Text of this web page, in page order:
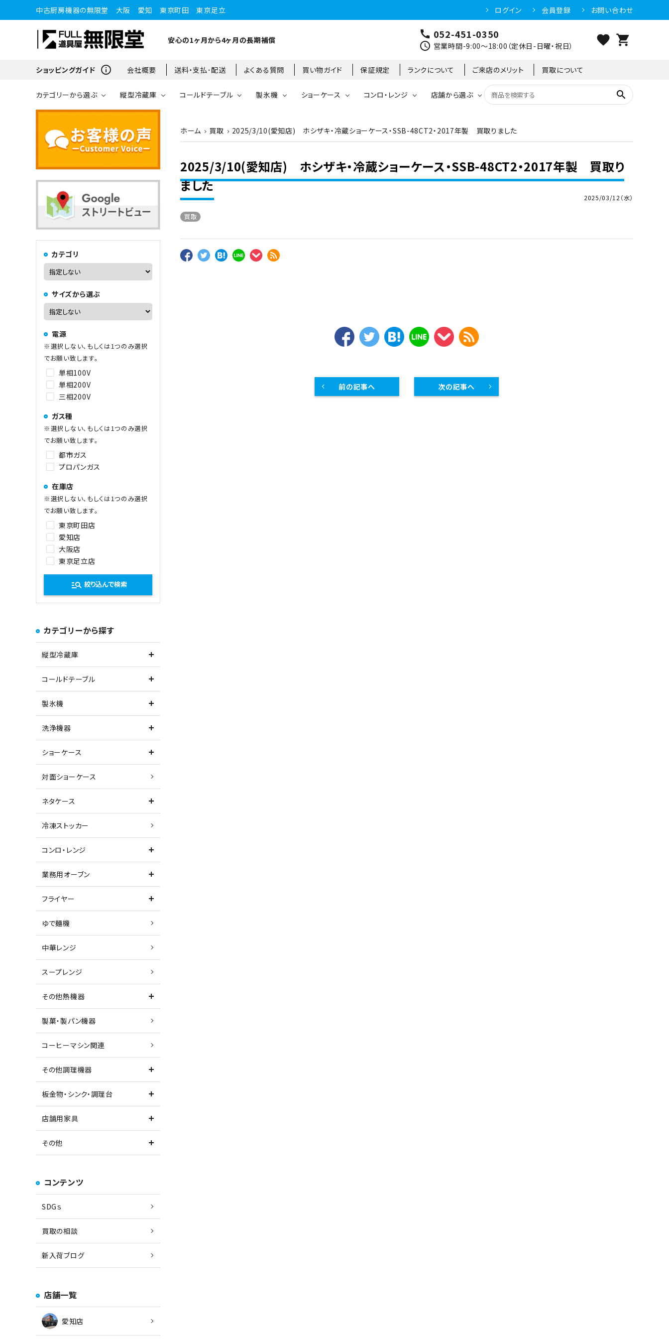
中古厨房機器の無限堂 大阪 愛知 東京町田 東京足立 ログイン 会員登録 お問い合わせ
安心の1ヶ月から4ヶ月の長期補償 call 052-451-0350
schedule 営業時間-9:00～18:00（定休日-日曜・祝日） favorite shopping_cart
ショッピングガイド info_outline 会社概要 送料・支払･配送 よくある質問 買い物ガイド 保証規定 ランクについて ご来店のメリット 買取について
カテゴリーから選ぶ
縦型冷蔵庫 コールドテーブル 製氷機 洗浄機器
ショーケース 対面ショーケース ネタケース 冷凍ストッカー
コンロ・レンジ
中華レンジ スープレンジ
コーヒーマシン関連
縦型冷蔵庫
縦型冷蔵庫 縦型冷凍庫 縦型冷凍冷蔵庫 恒温高湿庫
コールドテーブル
台下冷蔵庫 台下冷凍庫 台下冷凍冷蔵庫 恒温高湿庫
ドロワータイプ・他
製氷機
20kg～25kg 35kg 45kg 55kg
65kg 75kg 85kg 95kg
100kg以上
ショーケース
小型ショーケース リーチインタイプ オープンショーケース 冷凍ショーケース
ホットショーケース
コンロ・レンジ
ガスコンロ ガステーブル ガスレンジ IH・電磁調理器・電気コンロ
店舗から選ぶ
愛知店 大阪店 東京町田店 東京足立店
search
ホーム 買取 2025/3/10(愛知店) ホシザキ・冷蔵ショーケース・SSB-48CT2・2017年製 買取りました
2025/3/10(愛知店) ホシザキ・冷蔵ショーケース・SSB-48CT2・2017年製 買取り
ました
2025/03/12（水）
買取
前の記事へ 次の記事へ
カテゴリ
サイズから選ぶ
電源
※選択しない、もしくは1つのみ選択
でお願い致します。
単相100V
単相200V
三相200V
ガス種
※選択しない、もしくは1つのみ選択
でお願い致します。
都市ガス
プロパンガス
在庫店
※選択しない、もしくは1つのみ選択
でお願い致します。
東京町田店
愛知店
大阪店
東京足立店
manage_search 絞り込んで検索
カテゴリーから探す
縦型冷蔵庫
コールドテーブル
製氷機
洗浄機器
ショーケース
対面ショーケース
ネタケース
冷凍ストッカー
コンロ・レンジ
業務用オーブン
フライヤー
ゆで麺機
中華レンジ
スープレンジ
その他熱機器
製菓・製パン機器
コーヒーマシン関連
その他調理機器
板金物・シンク・調理台
店舗用家具
その他
コンテンツ
SDGｓ
買取の相談
新入荷ブログ
店舗一覧
愛知店